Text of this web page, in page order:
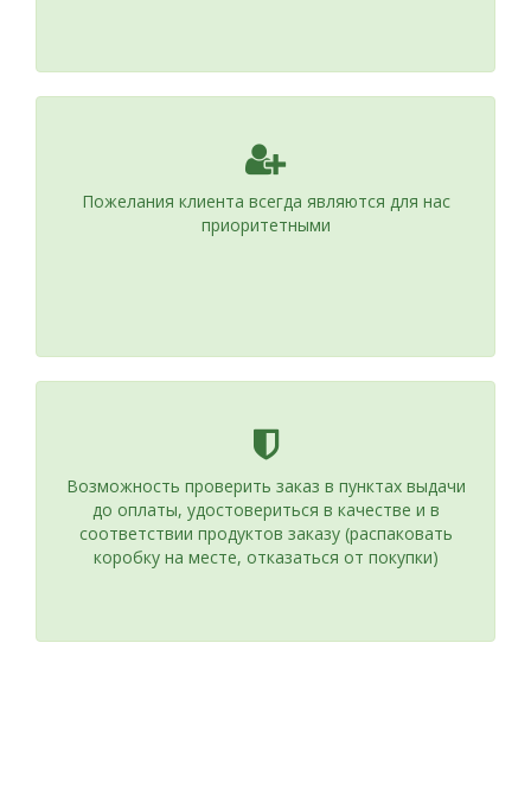
Пожелания клиента всегда являются для нас
приоритетными
Возможность проверить заказ в пунктах выдачи
до оплаты, удостовериться в качестве и в
соответствии продуктов заказу (распаковать
коробку на месте, отказаться от покупки)